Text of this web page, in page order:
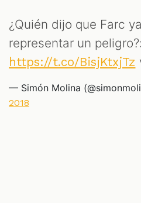
¿Quién dijo que Farc
representar un peligro?:
https://t.co/BisjKtxjTz
— Simón Molina
2018